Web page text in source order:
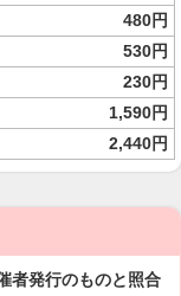
480円
530円
230円
1,590円
2,440円
者発行のものと照合